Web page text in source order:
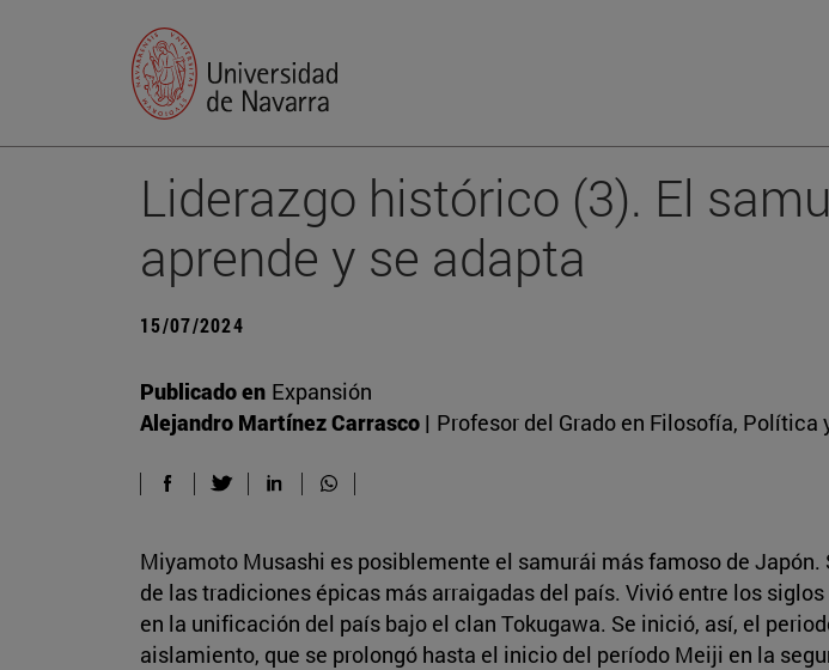
Liderazgo histórico (3). El
aprende y se adapta
15/07/2024
Publicado en Expansión
Alejandro Martínez Carrasco | Profesor del Grado en Filosofía, Política
Miyamoto Musashi es posiblemente el samurái más famoso de
de las tradiciones épicas más arraigadas del país. Vivió entre los
en la unificación del país bajo el clan Tokugawa. Se inició, así, el
aislamiento, que se prolongó hasta el inicio del período Meiji en la